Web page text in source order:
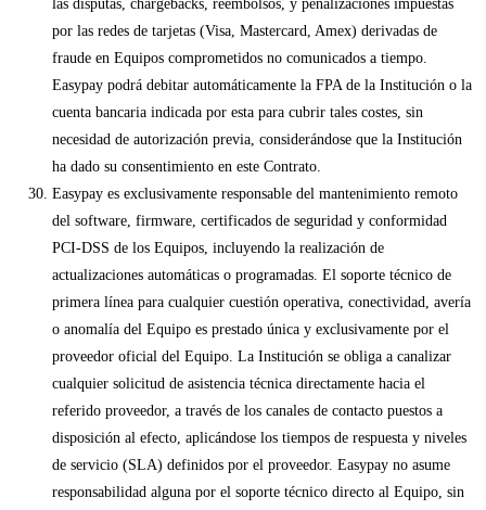
las disputas, chargebacks, reembolsos, y penalizaciones impuestas
por las redes de tarjetas (Visa, Mastercard, Amex) derivadas de
fraude en Equipos comprometidos no comunicados a tiempo.
Easypay podrá debitar automáticamente la FPA de la Institución o la
cuenta bancaria indicada por esta para cubrir tales costes, sin
necesidad de autorización previa, considerándose que la Institución
ha dado su consentimiento en este Contrato.
Easypay es exclusivamente responsable del mantenimiento remoto
del software, firmware, certificados de seguridad y conformidad
PCI-DSS de los Equipos, incluyendo la realización de
actualizaciones automáticas o programadas. El soporte técnico de
primera línea para cualquier cuestión operativa, conectividad, avería
o anomalía del Equipo es prestado única y exclusivamente por el
proveedor oficial del Equipo. La Institución se obliga a canalizar
cualquier solicitud de asistencia técnica directamente hacia el
referido proveedor, a través de los canales de contacto puestos a
disposición al efecto, aplicándose los tiempos de respuesta y niveles
de servicio (SLA) definidos por el proveedor. Easypay no asume
responsabilidad alguna por el soporte técnico directo al Equipo, sin